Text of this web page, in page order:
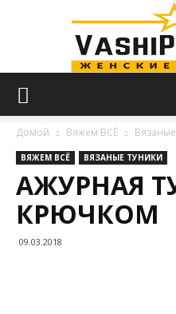
Домой Вяжем ВСЁ
ВЯЖЕМ ВСЁ ВЯЗАНЫЕ ТУНИКИ
АЖУРНАЯ
КРЮЧКОМ
09.03.2018